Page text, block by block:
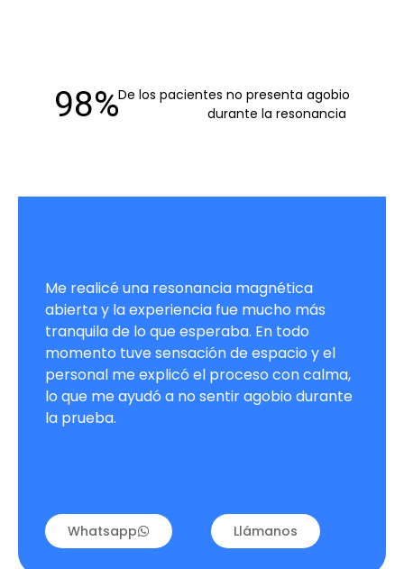
98%De los pacientes no presenta agobio
durante la resonancia
Me realicé una resonancia magnética
abierta y la experiencia fue mucho más
tranquila de lo que esperaba. En todo
momento tuve sensación de espacio y el
personal me explicó el proceso con calma,
lo que me ayudó a no sentir agobio durante
la prueba.
Whatsapp Llámanos